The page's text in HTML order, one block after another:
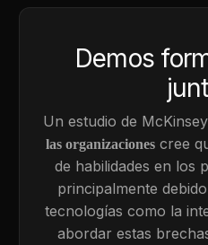
Demos
Un estudio de
las organizacionescree
de habilidades en los
principalmente
tecnologías como la
abordar estas